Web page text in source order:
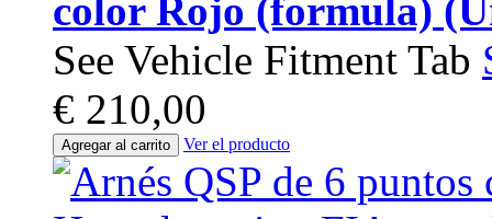
color Rojo (formula)
See Vehicle Fitment Tab
€ 210,00
Agregar al carrito Ver el producto